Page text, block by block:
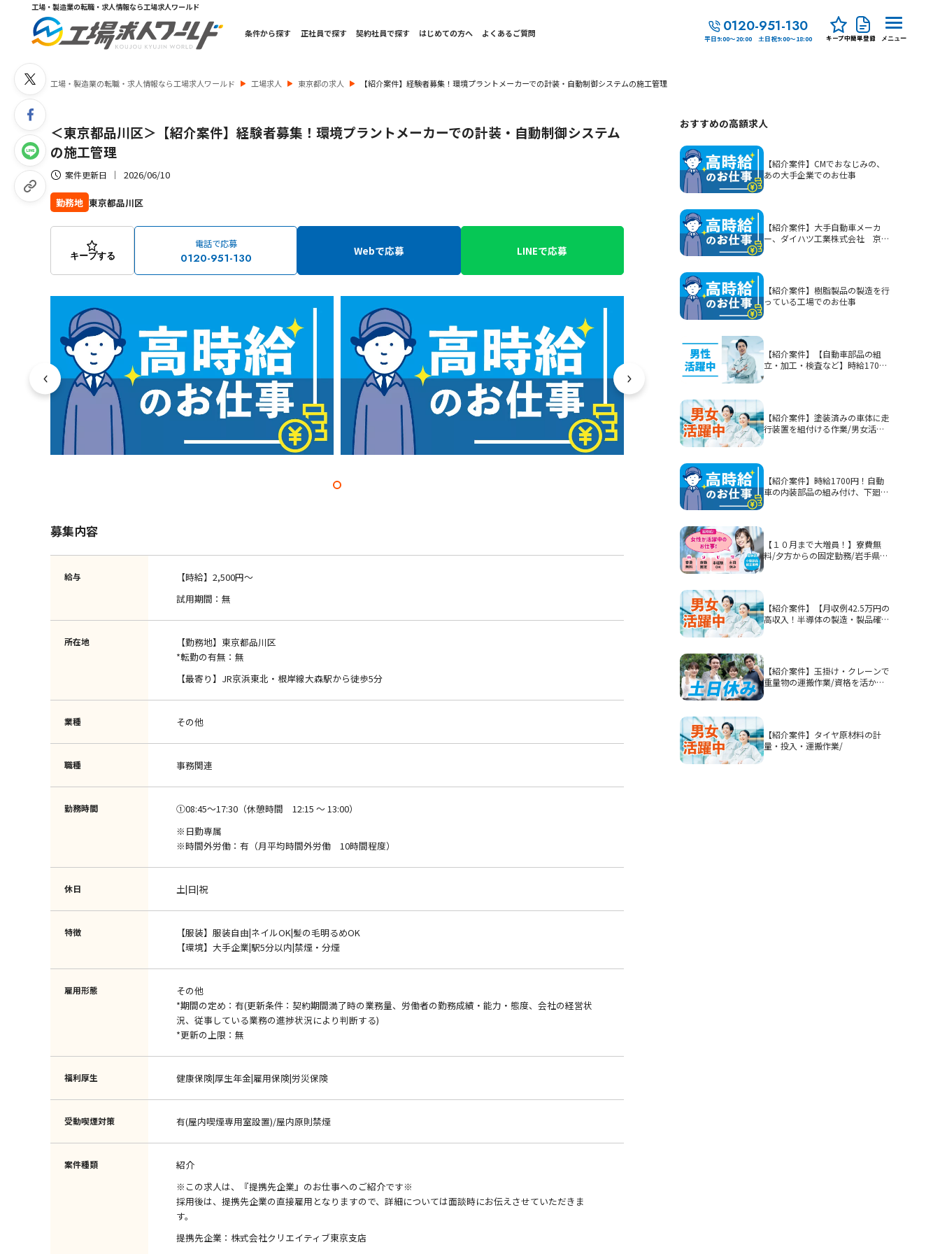
工場・製造業の転職・求人情報なら工場求人ワールド
条件から探す 正社員で探す 契約社員で探す はじめての方へ よくあるご質問 0120-951-130
平日9:00～20:00 土日祝9:00～18:00 キープ中簡単登録 メニュー
工場・製造業の転職・求人情報なら工場求人ワールド 工場求人 東京都の求人 【紹介案件】経験者募集！環境プラントメーカーでの計装・自動制御システムの施工管理
＜東京都品川区＞【紹介案件】経験者募集！環境プラントメーカーでの計装・自動制御システム
の施工管理
案件更新日 2026/06/10
勤務地 東京都品川区
キープする
電話で応募
0120-951-130 Webで応募 LINEで応募
募集内容
給与
【時給】2,500円～
試用期間：無
所在地
【勤務地】東京都品川区
*転勤の有無：無
【最寄り】JR京浜東北・根岸線大森駅から徒歩5分
業種 その他
職種 事務関連
勤務時間
①08:45～17:30（休憩時間 12:15 ～ 13:00）
※日勤専属
※時間外労働：有（月平均時間外労働 10時間程度）
休日 土|日|祝
特徴
【服装】服装自由|ネイルOK|髪の毛明るめOK
【環境】大手企業|駅5分以内|禁煙・分煙
雇用形態
その他
*期間の定め：有(更新条件：契約期間満了時の業務量、労働者の勤務成績・能力・態度、会社の経営状
況、従事している業務の進捗状況により判断する)
*更新の上限：無
福利厚生 健康保険|厚生年金|雇用保険|労災保険
受動喫煙対策 有(屋内喫煙専用室設置)/屋内原則禁煙
案件種類
紹介
※この求人は、『提携先企業』のお仕事へのご紹介です※
採用後は、提携先企業の直接雇用となりますので、詳細については面談時にお伝えさせていただきま
す。
提携先企業：株式会社クリエイティブ東京支店
おすすめの高額求人
【紹介案件】CMでおなじみの、
あの大手企業でのお仕事
【紹介案件】大手自動車メーカ
ー、ダイハツ工業株式会社 京都
【紹介案件】樹脂製品の製造を行
っている工場でのお仕事
【紹介案件】【自動車部品の組
立・加工・検査など】時給1700
【紹介案件】塗装済みの車体に走
行装置を組付ける作業/男女活躍
【紹介案件】時給1700円！自動
車の内装部品の組み付け、下廻り
【１０月まで大増員！】寮費無
料/夕方からの固定勤務/岩手県釜
【紹介案件】【月収例42.5万円の
高収入！半導体の製造・製品確
躍【紹介案件】玉掛け・クレーンで
重量物の運搬作業/資格を活かし
【紹介案件】タイヤ原材料の計
量・投入・運搬作業/